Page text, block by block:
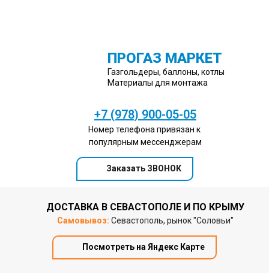
ПРОГАЗ МАРКЕТ
Газгольдеры, баллоны, котлы
Материалы для монтажа
+7 (978) 900-05-05
Номер телефона привязан к
популярным мессенджерам
Заказать ЗВОНОК
ДОСТАВКА В СЕВАСТОПОЛЕ И ПО КРЫМУ
Самовывоз: Севастополь, рынок "Соловьи"
Посмотреть на Яндекс Карте